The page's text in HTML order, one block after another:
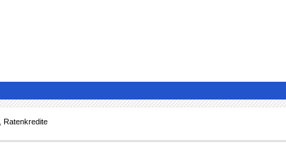
Ratenkredite